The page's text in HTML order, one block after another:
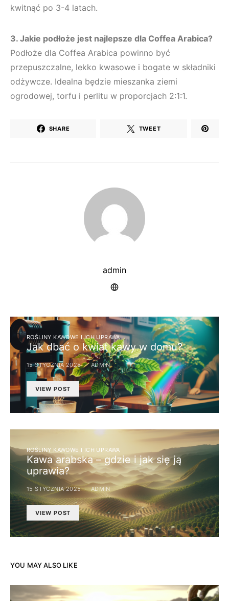
kwitnąć po 3-4 latach.
3. Jakie podłoże jest najlepsze dla Coffea Arabica?
Podłoże dla Coffea Arabica powinno być
przepuszczalne, lekko kwasowe i bogate w składniki
odżywcze. Idealna będzie mieszanka ziemi
ogrodowej, torfu i perlitu w proporcjach 2:1:1.
SHARE TWEET
admin
ROŚLINY KAWOWE I ICH UPRAWA
Jak dbać o kwiat kawy w domu?
15 STYCZNIA 2025 ADMIN
VIEW POST
ROŚLINY KAWOWE I ICH UPRAWA
Kawa arabska – gdzie i jak się ją
uprawia?
15 STYCZNIA 2025 ADMIN
VIEW POST
YOU MAY ALSO LIKE